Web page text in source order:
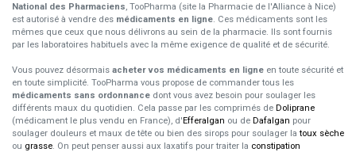
National des Pharmaciens, TooPharma (site la Pharmacie de l'Alliance à Nice)
est autorisé à vendre des médicaments en ligne. Ces médicaments sont les
mêmes que ceux que nous délivrons au sein de la pharmacie. Ils sont fournis
par les laboratoires habituels avec la même exigence de qualité et de sécurité.
Vous pouvez désormais acheter vos médicaments en ligne en toute sécurité et
en toute simplicité. TooPharma vous propose de commander tous les
médicaments sans ordonnance dont vous avez besoin pour soulager les
différents maux du quotidien. Cela passe par les comprimés de Doliprane
(médicament le plus vendu en France), d'Efferalgan ou de Dafalgan pour
soulager douleurs et maux de tête ou bien des sirops pour soulager latoux sèche
ou grasse. On peut penser aussi aux laxatifs pour traiter la constipation